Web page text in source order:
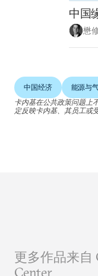
中国
懋
中国经济 能源与
卡内基在公共政策问题上
定反映卡内基、其员工或
更多作品来自
Center